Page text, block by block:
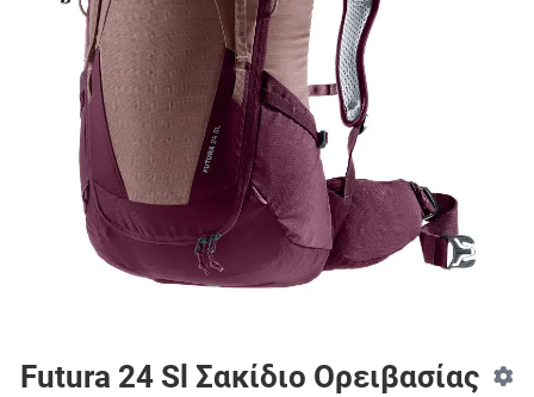
Futura 24 Sl Σακίδιο Ορειβασίας